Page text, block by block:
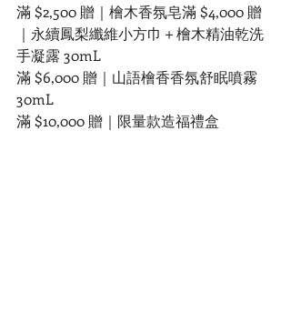
滿 $2,500 贈｜檜木香氛皂滿 $4,000 贈
｜永續鳳梨纖維小方巾＋檜木精油乾洗
手凝露 30mL
滿 $6,000 贈｜山語檜香香氛舒眠噴霧
30mL
滿 $10,000 贈｜限量款造福禮盒